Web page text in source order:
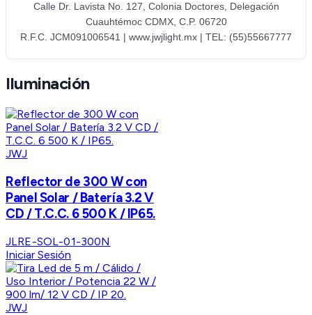
Calle Dr. Lavista No. 127, Colonia Doctores, Delegación
Cuauhtémoc CDMX, C.P. 06720
R.F.C. JCM091006541 | www.jwjlight.mx | TEL: (55)55667777
Iluminación
JWJ
Reflector de 300 W con
Panel Solar / Batería 3.2 V
CD / T.C.C. 6 500 K / IP65.
JLRE-SOL-01-300N
Iniciar Sesión
JWJ